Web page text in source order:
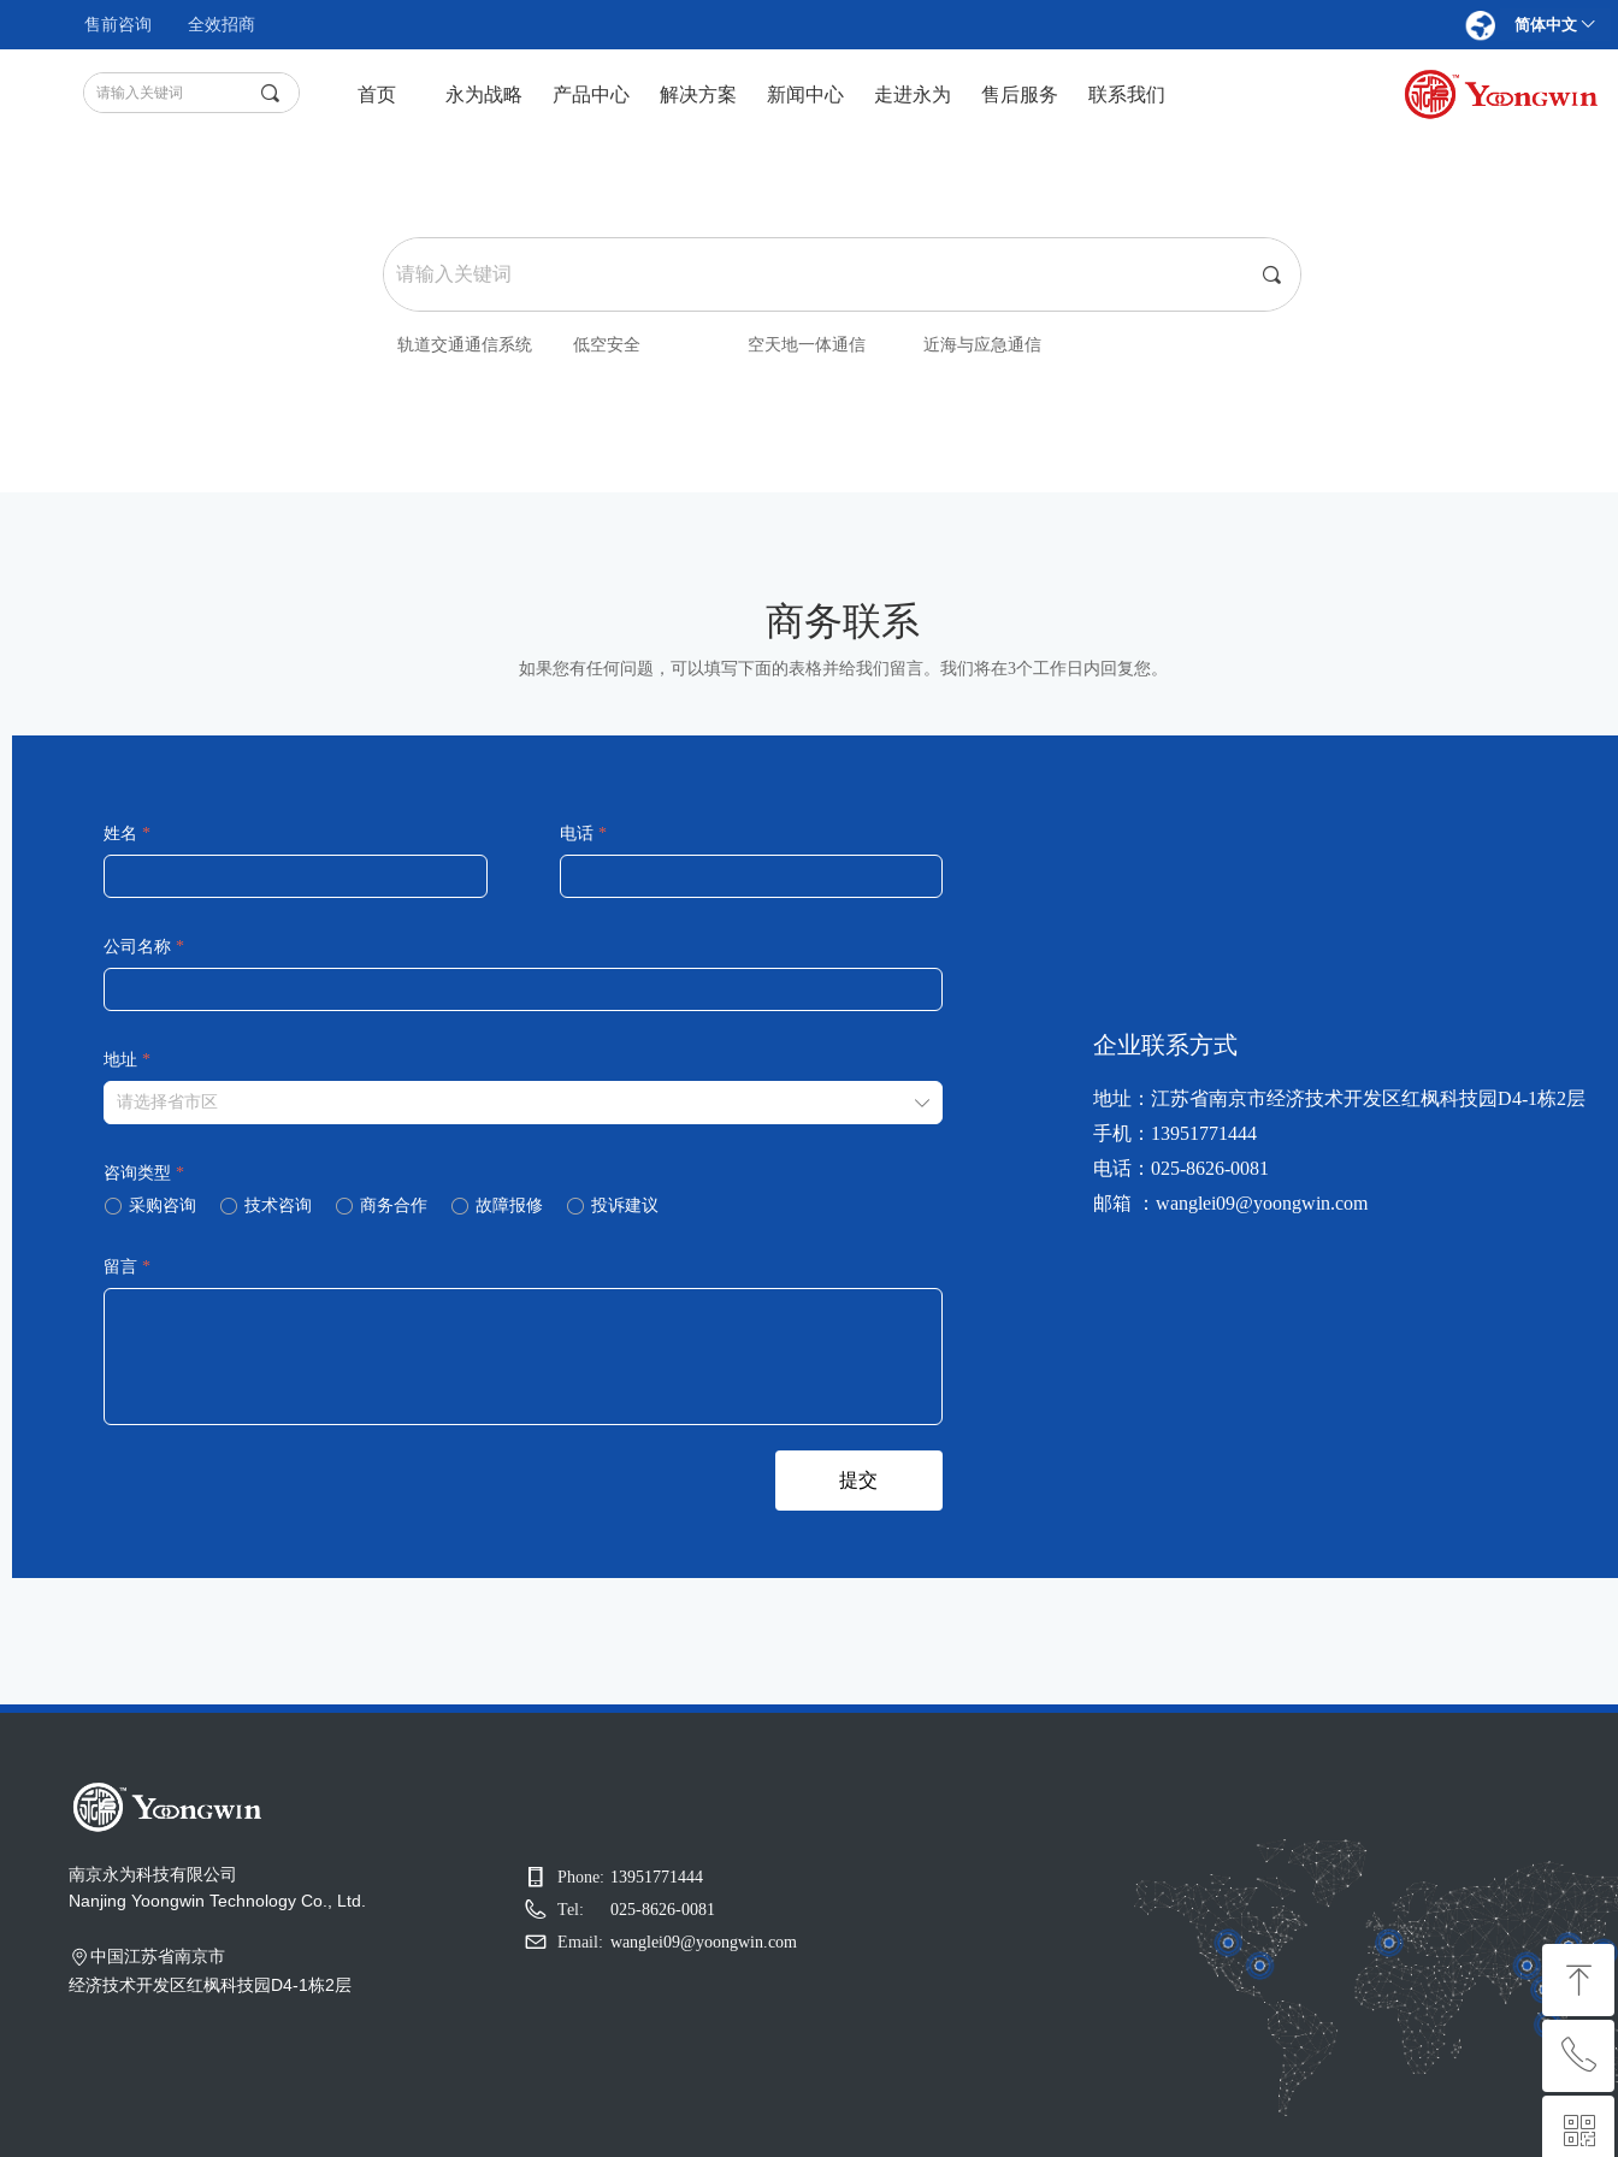
끠 首页 永为战略 产品中心 解决方案 新闻中心 走进永为 售后服务 联系我们
ꀅ
简体中文
售前咨询 全效招商
企业联系方式
地址：江苏省南京市经济技术开发区红枫科技园D4-1栋2层
手机：13951771444
电话：025-8626-0081
邮箱 ：wanglei09@yoongwin.com
姓名 * 电话 *
公司名称 *
地址 *
ꄳ
咨询类型 *
ꀐ 采购咨询 ꀐ 技术咨询 ꀐ 商务合作 ꀐ 故障报修 ꀐ 投诉建议
留言 *
提交
商务联系
如果您有任何问题，可以填写下面的表格并给我们留言。我们将在3个工作日内回复您。
끠
轨道交通通信系统 低空安全 空天地一体通信 近海与应急通信
Phone: 13951771444
Tel:
025-8626-0081
Email: wanglei09@yoongwin.com
南京永为科技有限公司
Nanjing Yoongwin Technology Co., Ltd.
中国江苏省南京市
经济技术开发区红枫科技园D4-1栋2层
ꁸ
回到顶部
ꂅ
13951771444
ꀥ